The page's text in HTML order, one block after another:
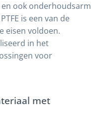
ook onderhoudsarm
is een van de
eisen voldoen.
in het
voor
met